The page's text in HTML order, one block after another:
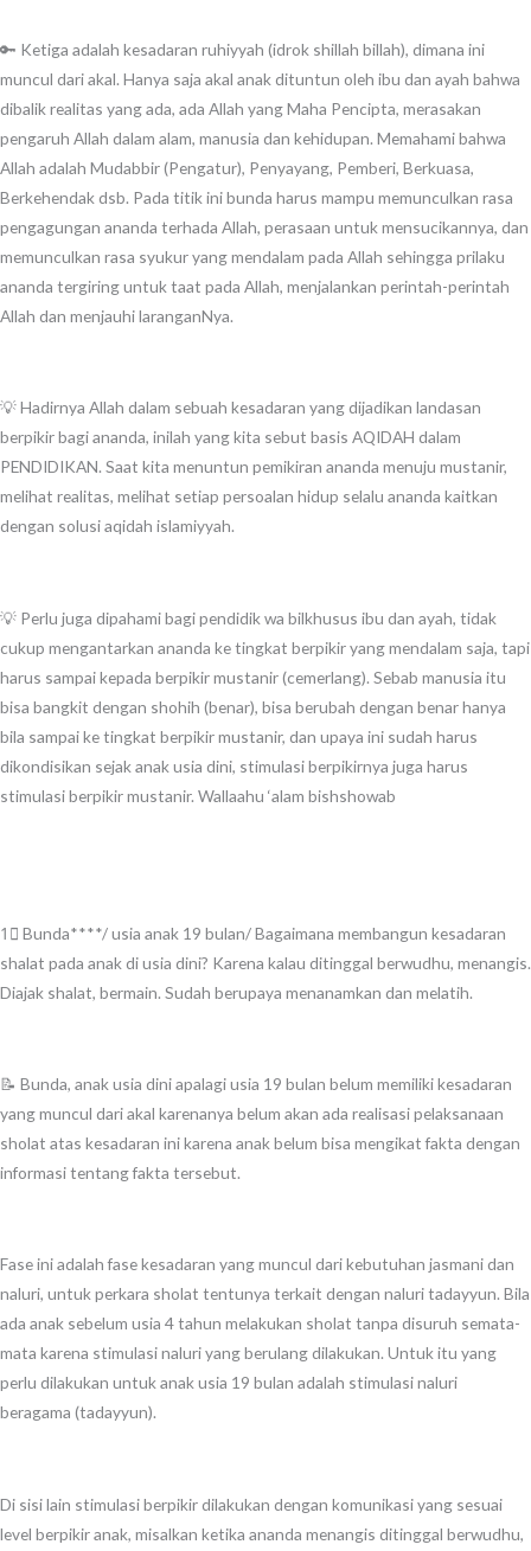
🔑 Ketiga adalah kesadaran ruhiyyah (idrok shillah billah), dimana ini
muncul dari akal. Hanya saja akal anak dituntun oleh ibu dan ayah bahwa
dibalik realitas yang ada, ada Allah yang Maha Pencipta, merasakan
pengaruh Allah dalam alam, manusia dan kehidupan. Memahami bahwa
Allah adalah Mudabbir (Pengatur), Penyayang, Pemberi, Berkuasa,
Berkehendak dsb. Pada titik ini bunda harus mampu memunculkan rasa
pengagungan ananda terhada Allah, perasaan untuk mensucikannya, dan
memunculkan rasa syukur yang mendalam pada Allah sehingga prilaku
ananda tergiring untuk taat pada Allah, menjalankan perintah-perintah
Allah dan menjauhi laranganNya.
💡 Hadirnya Allah dalam sebuah kesadaran yang dijadikan landasan
berpikir bagi ananda, inilah yang kita sebut basis AQIDAH dalam
PENDIDIKAN. Saat kita menuntun pemikiran ananda menuju mustanir,
melihat realitas, melihat setiap persoalan hidup selalu ananda kaitkan
dengan solusi aqidah islamiyyah.
💡 Perlu juga dipahami bagi pendidik wa bilkhusus ibu dan ayah, tidak
cukup mengantarkan ananda ke tingkat berpikir yang mendalam saja, tapi
harus sampai kepada berpikir mustanir (cemerlang). Sebab manusia itu
bisa bangkit dengan shohih (benar), bisa berubah dengan benar hanya
bila sampai ke tingkat berpikir mustanir, dan upaya ini sudah harus
dikondisikan sejak anak usia dini, stimulasi berpikirnya juga harus
stimulasi berpikir mustanir. Wallaahu ‘alam bishshowab
1⃣ Bunda****/ usia anak 19 bulan/ Bagaimana membangun kesadaran
shalat pada anak di usia dini? Karena kalau ditinggal berwudhu, menangis.
Diajak shalat, bermain. Sudah berupaya menanamkan dan melatih.
📝 Bunda, anak usia dini apalagi usia 19 bulan belum memiliki kesadaran
yang muncul dari akal karenanya belum akan ada realisasi pelaksanaan
sholat atas kesadaran ini karena anak belum bisa mengikat fakta dengan
informasi tentang fakta tersebut.
Fase ini adalah fase kesadaran yang muncul dari kebutuhan jasmani dan
naluri, untuk perkara sholat tentunya terkait dengan naluri tadayyun. Bila
ada anak sebelum usia 4 tahun melakukan sholat tanpa disuruh semata-
mata karena stimulasi naluri yang berulang dilakukan. Untuk itu yang
perlu dilakukan untuk anak usia 19 bulan adalah stimulasi naluri
beragama (tadayyun).
Di sisi lain stimulasi berpikir dilakukan dengan komunikasi yang sesuai
level berpikir anak, misalkan ketika ananda menangis ditinggal berwudhu,